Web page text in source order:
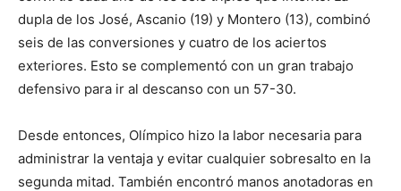
dupla de los José, Ascanio (19) y Montero (13), combinó
seis de las conversiones y cuatro de los aciertos
exteriores. Esto se complementó con un gran trabajo
defensivo para ir al descanso con un 57-30.
Desde entonces, Olímpico hizo la labor necesaria para
administrar la ventaja y evitar cualquier sobresalto en la
segunda mitad. También encontró manos anotadoras en